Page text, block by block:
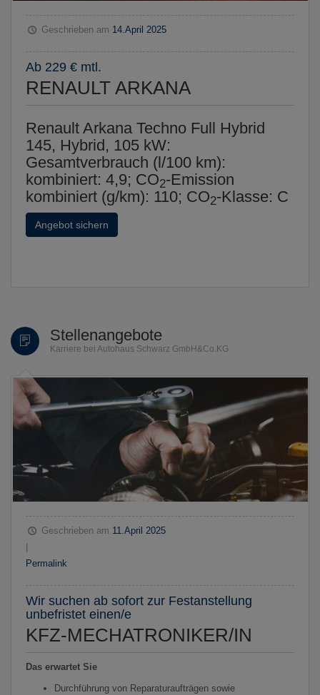
Geschrieben am 14.April 2025
Ab 229 € mtl.
RENAULT ARKANA
Renault Arkana Techno Full Hybrid
145, Hybrid, 105 kW:
Gesamtverbrauch (l/100 km):
kombiniert: 4,9; CO2-Emission
kombiniert (g/km): 110; CO2-Klasse: C
Angebot sichern
Stellenangebote
Karriere bei Autohaus Schwarz GmbH&Co.KG
Geschrieben am 11.April 2025
Permalink
Wir suchen ab sofort zur Festanstellung
unbefristet einen/e
KFZ-MECHATRONIKER/IN
Das erwartet Sie
Durchführung von Reparaturaufträgen sowie